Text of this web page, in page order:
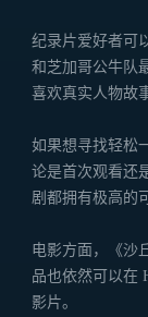
纪录片爱好者可
和芝加哥公牛队
喜欢真实人物故
如果想寻找轻松
论是首次观看还
剧都拥有极高的
电影方面，《沙
品也依然可以在
影片。